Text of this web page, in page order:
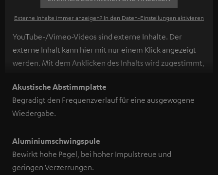
Externe Inhalte immer anzeigen? In den Daten‑Einstellungen aktivieren
YouTube-/Vimeo-Videos sind externe Inhalte. Der
externe Inhalt kann hier mit nur einem Klick angezeigt
werden. Mit dem Anklicken des Inhalts wird zugestimmt,
personenbezogene Daten an Drittplattformen
übermittelt werden.Weitere Informationen sind in der
Datenschutzerklärung unter I zu finden
Akustische Abstimmplatte
Begradigt den Frequenzverlauf für eine ausgewogene
Wiedergabe.
Aluminiumschwingspule
Bewirkt hohe Pegel, bei hoher Impulstreue und
geringen Verzerrungen.